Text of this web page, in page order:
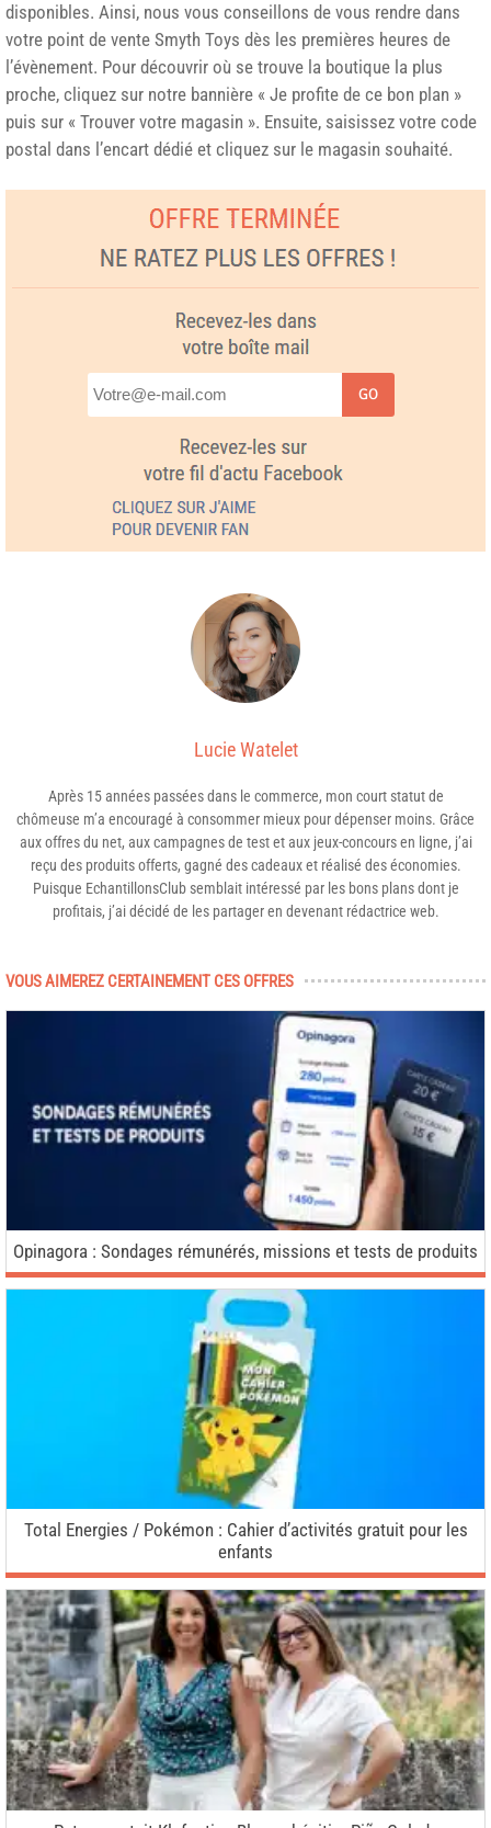
disponibles. Ainsi, nous vous conseillons de vous rendre dans
votre point de vente Smyth Toys dès les premières heures de
l’évènement. Pour découvrir où se trouve la boutique la plus
proche, cliquez sur notre bannière « Je profite de ce bon plan »
puis sur « Trouver votre magasin ». Ensuite, saisissez votre code
postal dans l’encart dédié et cliquez sur le magasin souhaité.
GO
Lucie Watelet
Après 15 années passées dans le commerce, mon court statut de
chômeuse m’a encouragé à consommer mieux pour dépenser moins. Grâce
aux offres du net, aux campagnes de test et aux jeux-concours en ligne, j’ai
reçu des produits offerts, gagné des cadeaux et réalisé des économies.
Puisque EchantillonsClub semblait intéressé par les bons plans dont je
profitais, j’ai décidé de les partager en devenant rédactrice web.
VOUS AIMEREZ CERTAINEMENT CES OFFRES
Opinagora : Sondages rémunérés, missions et tests de produits
Total Energies / Pokémon : Cahier d’activités gratuit pour les
enfants